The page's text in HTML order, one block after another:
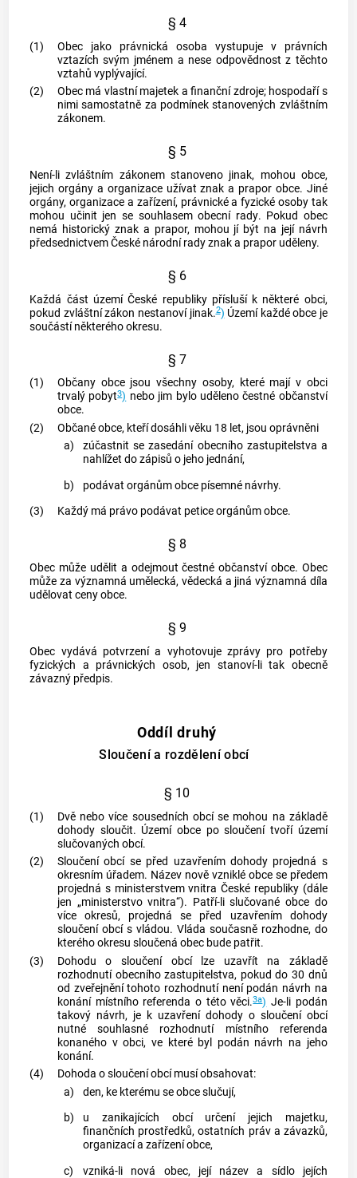
§ 4
(1) Obecjako právnická osoba vystupuje v právních
vztazích svým jménem a nese odpovědnost z těchto
vztahů vyplývající.
(2)
Obecmá vlastní majetek a finanční zdroje; hospodaří s
nimi samostatně za podmínek stanovených zvláštním
zákonem.
§ 5
Není-li zvláštním zákonem stanoveno jinak, mohou obce,
jejich orgány a organizace užívat znak a prapor obce. Jiné
orgány, organizace a zařízení, právnické a fyzické osoby tak
mohou učinit jen se souhlasemobecní rady. Pokud obec
nemá historický znak a prapor, mohou jí být na její návrh
předsednictvem České národní rady znak a prapor uděleny.
§ 6
Každá část území České republiky přísluší k některé obci,
pokud zvláštní zákon nestanoví jinak.2) Území každéobce je
součástí některého okresu.
§ 7
(1) Občany obcejsou všechny osoby, které mají v obci
trvalý pobyt3) nebo jim bylo uděleno čestné občanství
obce.
(2)
Občanéobce, kteří dosáhli věku 18 let, jsou oprávněni
a)
zúčastnit se zasedání obecního zastupitelstva a
nahlížet do zápisů o jeho jednání,
b)
podávat orgánůmobce písemné návrhy.
(3)
Každý má právo podávat petice orgánůmobce.
§ 8
Obec může udělit a odejmout čestné občanství obce. Obec
může za významná umělecká, vědecká a jiná významná díla
udělovat cenyobce.
§ 9
Obec vydává potvrzení a vyhotovuje zprávy pro potřeby
fyzických a právnických osob, jen stanoví-li tak obecně
závazný předpis.
Oddíl druhý
Sloučení a rozdělení obcí
§ 10
(1) Dvě nebo více sousedních obcíse mohou na základě
dohody sloučit. Území obcepo sloučení tvoří území
slučovaných obcí.
(2)
Sloučeníobcíse před uzavřením dohody projedná s
okresním úřadem. Název nově vzniklé obcese předem
projedná s ministerstvem vnitra České republiky (dále
jen „ministerstvo vnitra“). Patří-li slučovanéobce do
více okresů, projedná se před uzavřením dohody
sloučení obcís vládou. Vláda současně rozhodne, do
kterého okresu sloučená obecbude patřit.
(3)
Dohodu o sloučení obcílze uzavřít na základě
rozhodnutí obecního zastupitelstva, pokud do 30 dnů
od zveřejnění tohoto rozhodnutí není podán návrh na
konání místního referenda o této věci.3a) Je-li podán
takový návrh, je k uzavření dohody o sloučení obcí
nutné souhlasné rozhodnutí místního referenda
konaného vobci, ve které byl podán návrh na jeho
konání.
(4)
Dohoda o sloučeníobcímusí obsahovat:
a)
den, ke kterému seobceslučují,
b)
u zanikajících obcíurčení jejich majetku,
finančních prostředků, ostatních práv a závazků,
organizací a zařízeníobce,
c)
vzniká-li nová obec, její název a sídlo jejích